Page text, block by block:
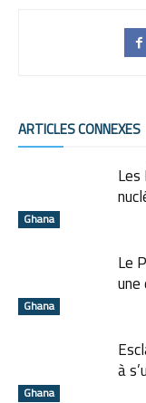
ARTICLES CONNEXES
Ghana
Ghana
Le
une
Ghana
à